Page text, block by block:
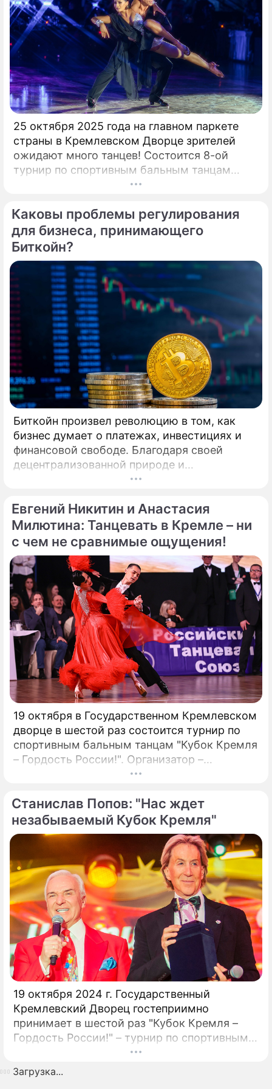
25 октября 2025 года на главном паркете
страны в Кремлевском Дворце зрителей
ожидают много танцев! Состоится 8-ой
турнир по спортивным бальным танцам
"Кубок Кремля – Гордость России!". Будет
европейской и латиноамериканской
программах среди любителей,
профессионалов и Про-Эм пар. Организатор
Союза, президент Евро-Азиатского
Танцевального Совете (EADC), заслуженный
деятель искусств РФ, народный артист
России Станислав Попов. Совсем недавно
сложившийся дуэт Кирилла Александрова и
Дарьи Прусаковой примет участие в
турнире профессионалов по
латиноамериканской программе.
Каковы проблемы регулирования
для бизнеса, принимающего
Биткойн?
Биткойн произвел революцию в том, как
бизнес думает о платежах, инвестициях и
финансовой свободе. Благодаря своей
децентрализованной природе и
безграничной функциональности Биткойн
возможности для расширения своего
присутствия. Однако наряду с
преимуществами возникают и серьезные
проблемы, особенно в нормативно-
правовой сфере. Понимание этих
препятствий имеет важное значение для
предприятий, рассматривающих
возможность внедрения Биткойна.
Евгений Никитин и Анастасия
Милютина: Танцевать в Кремле – ни
с чем не сравнимые ощущения!
19 октября в Государственном Кремлевском
дворце в шестой раз состоится турнир по
спортивным бальным танцам "Кубок Кремля
– Гордость России!". Организатор –
президент Российского танцевального
народный артист России Станислав Попов.
Станислав Попов: "Нас ждет
незабываемый Кубок Кремля"
19 октября 2024 г. Государственный
Кремлевский Дворец гостеприимно
принимает в шестой раз "Кубок Кремля –
Гордость России!" – турнир по спортивным
бальным танцам! Кубок Кремля – главный
турнир сезона в России, проходящий в
статусе "по приглашению".
Загрузка...